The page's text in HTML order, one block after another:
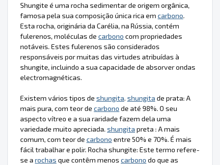
Shungite é uma rocha sedimentar de origem orgânica,
famosa pela sua composição única rica em carbono.
Esta rocha, originária da Carélia, na Rússia, contém
fulerenos, moléculas de carbono com propriedades
notáveis. Estes fulerenos são considerados
responsáveis por muitas das virtudes atribuídas à
shungite, incluindo a sua capacidade de absorver ondas
electromagnéticas.
Existem vários tipos de shungita. shungita de prata: A
mais pura, com teor de carbono de até 98%. O seu
aspecto vítreo e a sua raridade fazem dela uma
variedade muito apreciada. shungita preta : A mais
comum, com teor de carbono entre 50% e 70%. É mais
fácil trabalhar e polir. Rocha shungite: Este termo refere-
se a rochas que contêm menos carbono do que as